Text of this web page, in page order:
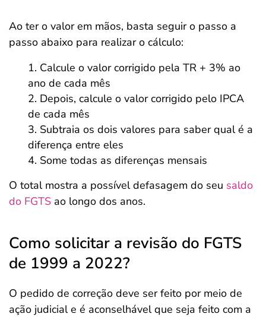
Ao ter o valor em mãos, basta seguir o passo a
passo abaixo para realizar o cálculo:
Calcule o valor corrigido pela TR + 3% ao
ano de cada mês
Depois, calcule o valor corrigido pelo IPCA
de cada mês
Subtraia os dois valores para saber qual é a
diferença entre eles
Some todas as diferenças mensais
O total mostra a possível defasagem do seu saldo
do FGTS ao longo dos anos.
Como solicitar a revisão do FGTS
de 1999 a 2022?
O pedido de correção deve ser feito por meio de
ação judicial e é aconselhável que seja feito com a